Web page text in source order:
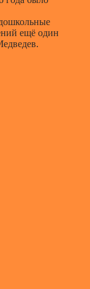
ещё один